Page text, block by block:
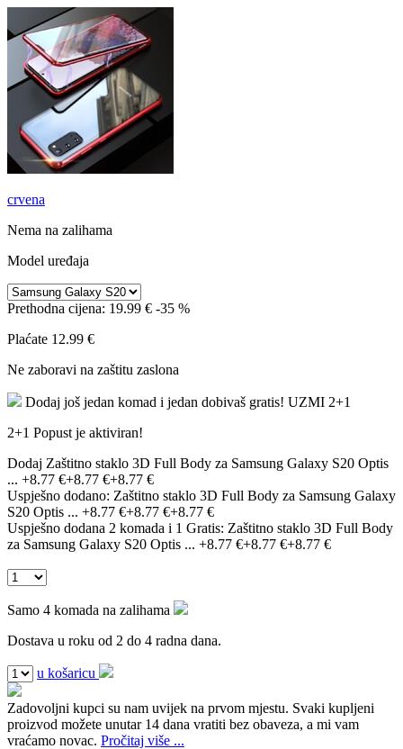
crvena
Nema na zalihama
Model uređaja
Prethodna cijena: 19.99 € -35 %
Plaćate 12.99 €
Ne zaboravi na zaštitu zaslona
Dodaj još jedan komad i jedan dobivaš gratis! UZMI 2+1
2+1 Popust je aktiviran!
Dodaj Zaštitno staklo 3D Full Body za Samsung Galaxy S20 Optis
... +8.77 €+8.77 €+8.77 €
Uspješno dodano: Zaštitno staklo 3D Full Body za Samsung Galaxy
S20 Optis ... +8.77 €+8.77 €+8.77 €
Uspješno dodana 2 komada i 1 Gratis: Zaštitno staklo 3D Full Body
za Samsung Galaxy S20 Optis ... +8.77 €+8.77 €+8.77 €
Samo 4 komada na zalihama
Dostava u roku od 2 do 4 radna dana.
u košaricu
Zadovoljni kupci su nam uvijek na prvom mjestu. Svaki kupljeni
proizvod možete unutar 14 dana vratiti bez obaveza, a mi vam
vraćamo novac. Pročitaj više ...